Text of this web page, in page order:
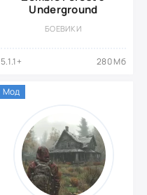
Underground
БОЕВИКИ
5.1.1+ 280 Мб
Мод